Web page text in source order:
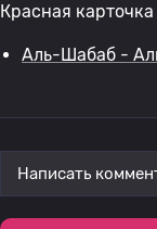
Красная карточка
Аль-Шабаб -
Написать